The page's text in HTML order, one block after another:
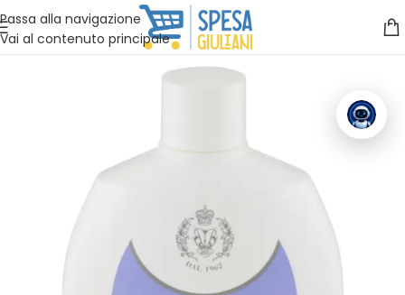
Passa alla navigazione
Vai al contenuto principale
Vuoi assistenza?Clicca qui e ti richiamiamo noi